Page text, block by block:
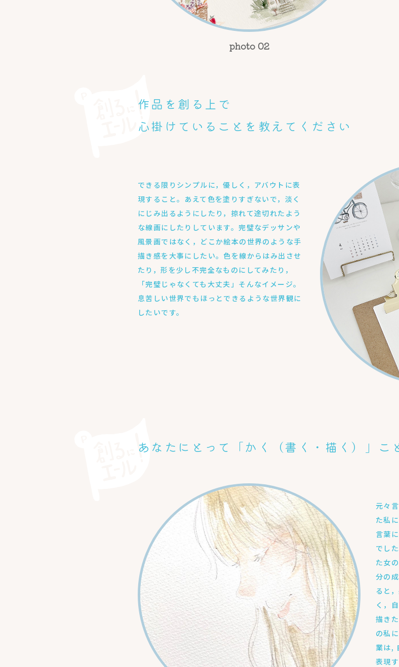
作品を創る上で
心掛けていることを教えてください
できる限りシンプルに，優しく，アバウトに表
現すること。あえて色を塗りすぎないで，淡く
にじみ出るようにしたり，掠れて途切れたよう
な線画にしたりしています。完璧なデッサンや
風景画ではなく，どこか絵本の世界のような手
描き感を大事にしたい。色を線からはみ出させ
たり，形を少し不完全なものにしてみたり，
「完璧じゃなくても大丈夫」そんなイメージ。
息苦しい世界でもほっとできるような世界観に
したいです。
あなたにとって「かく（書く・描く）」こ
元々
た私
言葉
でし
た女
分の
ると
く，
描き
の私
業は,
表現